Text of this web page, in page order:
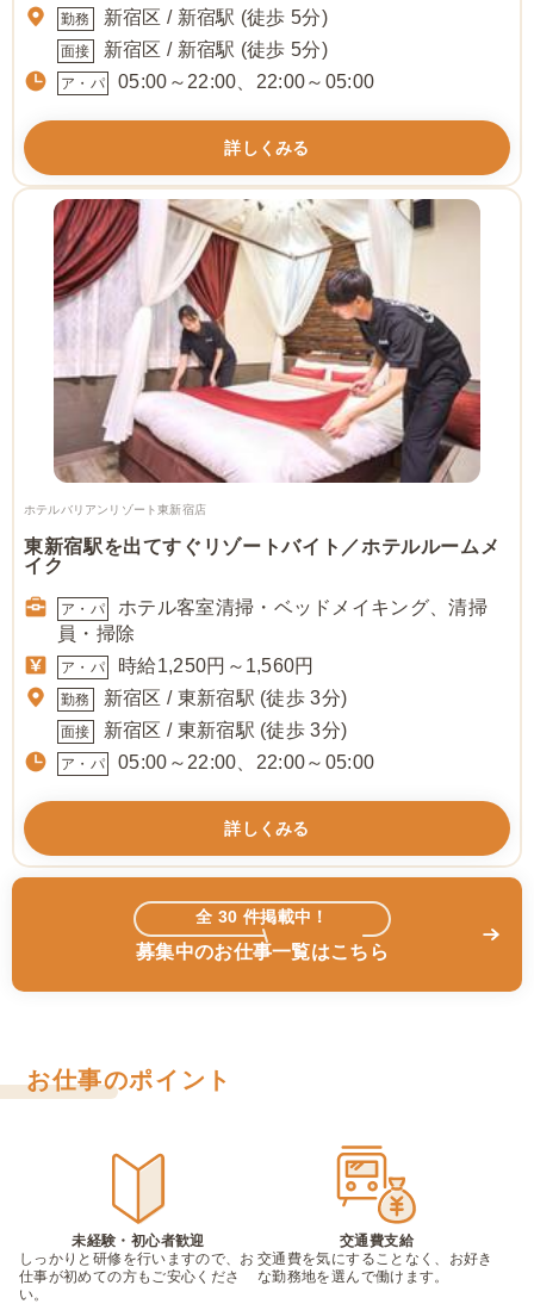
勤務 新宿区 / 新宿駅 (徒歩 5分)
面接 新宿区 / 新宿駅 (徒歩 5分)
ア・パ 05:00～22:00、22:00～05:00
詳しくみる
ホテルバリアンリゾート東新宿店
東新宿駅を出てすぐリゾートバイト／ホテルルームメ
イク
ア・パ
ホテル客室清掃・ベッドメイキング、清掃
員・掃除
ア・パ 時給1,250円～1,560円
勤務 新宿区 / 東新宿駅 (徒歩 3分)
面接 新宿区 / 東新宿駅 (徒歩 3分)
ア・パ 05:00～22:00、22:00～05:00
詳しくみる
全30 件掲載中！
募集中のお仕事一覧はこちら
お仕事のポイント
未経験・初心者歓迎
しっかりと研修を行いますので、お
仕事が初めての方もご安心くださ
い。
交通費支給
交通費を気にすることなく、お好き
な勤務地を選んで働けます。